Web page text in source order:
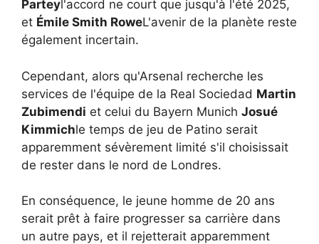
Parteyl'accord ne court que jusqu'à l'été 2025,
et Émile Smith RoweL'avenir de la planète reste
également incertain.
Cependant, alors qu'Arsenal recherche les
services de l'équipe de la Real Sociedad Martin
Zubimendi et celui du Bayern Munich Josué
Kimmichle temps de jeu de Patino serait
apparemment sévèrement limité s'il choisissait
de rester dans le nord de Londres.
En conséquence, le jeune homme de 20 ans
serait prêt à faire progresser sa carrière dans
un autre pays, et il rejetterait apparemment